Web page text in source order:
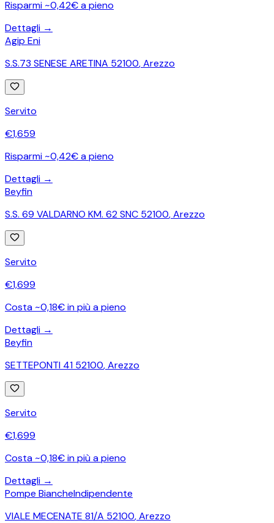
Risparmi ~0,42€ a pieno
Dettagli →
Agip Eni
S.S.73 SENESE ARETINA 52100,Arezzo
Servito
€1,659
Risparmi ~0,42€ a pieno
Dettagli →
Beyfin
S.S. 69 VALDARNO KM. 62 SNC 52100,Arezzo
Servito
€1,699
Costa ~0,18€ in più a pieno
Dettagli →
Beyfin
SETTEPONTI 41 52100,Arezzo
Servito
€1,699
Costa ~0,18€ in più a pieno
Dettagli →
Pompe BiancheIndipendente
VIALE MECENATE 81/A 52100,Arezzo